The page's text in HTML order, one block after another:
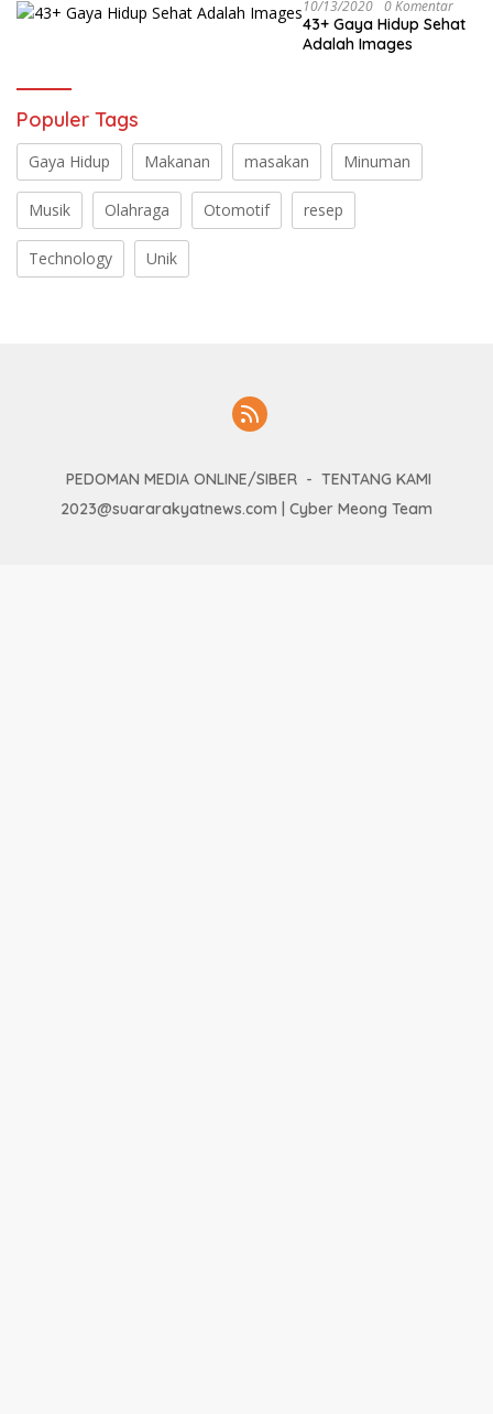
10/13/2020 0 Komentar
43+ Gaya Hidup Sehat
Adalah Images
Populer Tags
Gaya Hidup Makanan masakan Minuman
Musik Olahraga Otomotif resep
Technology Unik
PEDOMAN MEDIA ONLINE/SIBER
TENTANG KAMI
2023@suararakyatnews.com | Cyber Meong Team